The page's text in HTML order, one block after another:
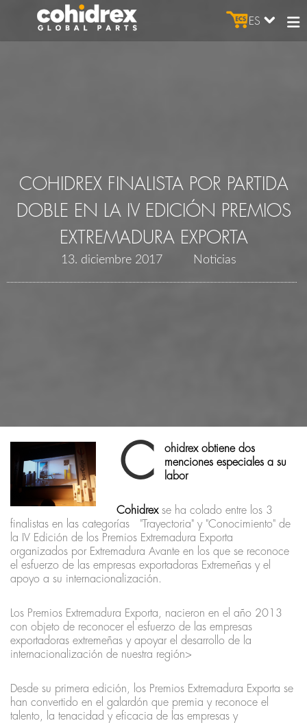
ES
COHIDREX FINALISTA POR PARTIDA
DOBLE EN LA IV EDICIÓN PREMIOS
EXTREMADURA EXPORTA
13. diciembre 2017 Noticias
C
ohidrex obtiene dos
menciones especiales a su
labor
Cohidrexse ha colado entre los 3
finalistas en las categorías "Trayectoria" y "Conocimiento" de
la IV Edición de los Premios Extremadura Exporta
organizados por Extremadura Avante en los que se reconoce
el esfuerzo de las empresas exportadoras Extremeñas y el
apoyo a su internacionalización.
Los Premios Extremadura Exporta, nacieron en el año 2013
con objeto de reconocer el esfuerzo de las empresas
exportadoras extremeñas y apoyar el desarrollo de la
internacionalización de nuestra región>
Desde su primera edición, los Premios Extremadura Exporta se
han convertido en el galardón que premia y reconoce el
talento, la tenacidad y eficacia de las empresas y